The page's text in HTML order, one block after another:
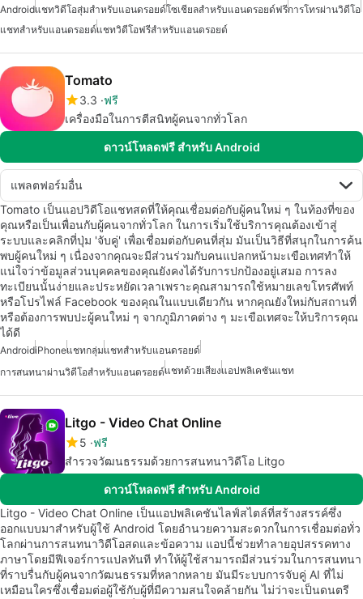
Androidแชทวิดีโอสุ่มสำหรับแอนดรอยด์โซเชียลสำหรับแอนดรอยด์ฟรีการโทรผ่านวิดีโอ
แชทสำหรับแอนดรอยด์แชทวิดีโอฟรีสำหรับแอนดรอยด์
Tomato
3.3 ฟรี
เครื่องมือในการตีสนิทผู้คนจากทั่วโลก
ดาวน์โหลดฟรี สำหรับ Android
แพลตฟอร์มอื่น
Tomato เป็นแอปวิดีโอแชทสดที่ให้คุณเชื่อมต่อกับผู้คนใหม่ ๆ ในท้องที่ของ
คุณหรือเป็นเพื่อนกับผู้คนจากทั่วโลก ในการเริ่มใช้บริการคุณต้องเข้าสู่
ระบบและคลิกที่ปุ่ม 'จับคู่' เพื่อเชื่อมต่อกับคนที่สุ่ม มันเป็นวิธีที่สนุกในการค้น
พบผู้คนใหม่ ๆ เนื่องจากคุณจะมีส่วนร่วมกับคนแปลกหน้ามะเขือเทศทำให้
แน่ใจว่าข้อมูลส่วนบุคคลของคุณยังคงได้รับการปกป้องอยู่เสมอ การลง
ทะเบียนนั้นง่ายและประหยัดเวลาเพราะคุณสามารถใช้หมายเลขโทรศัพท์
หรือโปรไฟล์ Facebook ของคุณในแบบเดียวกัน หากคุณยังใหม่กับสถานที่
หรือต้องการพบปะผู้คนใหม่ ๆ จากภูมิภาคต่าง ๆ มะเขือเทศจะให้บริการคุณ
ได้ดี
AndroidiPhoneแชทกลุ่มแชทสำหรับแอนดรอยด์
การสนทนาผ่านวิดีโอสำหรับแอนดรอยด์แชทด้วยเสียงแอปพลิเคชันแชท
Litgo - Video Chat Online
5 ฟรี
สำรวจวัฒนธรรมด้วยการสนทนาวิดีโอ Litgo
ดาวน์โหลดฟรี สำหรับ Android
Litgo - Video Chat Online เป็นแอปพลิเคชันไลฟ์สไตล์ที่สร้างสรรค์ซึ่ง
ออกแบบมาสำหรับผู้ใช้ Android โดยอำนวยความสะดวกในการเชื่อมต่อทั่ว
โลกผ่านการสนทนาวิดีโอสดและข้อความ แอปนี้ช่วยทำลายอุปสรรคทาง
ภาษาโดยมีฟีเจอร์การแปลทันที ทำให้ผู้ใช้สามารถมีส่วนร่วมในการสนทนา
ที่ราบรื่นกับผู้คนจากวัฒนธรรมที่หลากหลาย มันมีระบบการจับคู่ AI ที่ไม่
เหมือนใครซึ่งเชื่อมต่อผู้ใช้กับผู้ที่มีความสนใจคล้ายกัน ไม่ว่าจะเป็นดนตรี